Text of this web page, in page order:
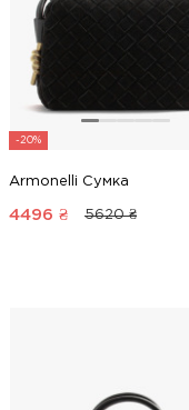
-20%
Armonelli Сумка
4496 ₴ 5620 ₴